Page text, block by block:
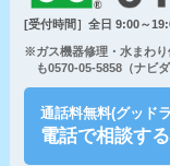
[受付時間］全日 9:00～
※ガス機器修理・水まわり
も0570-05-5858（ナビ
通話料無料(グッド
電話で相談する